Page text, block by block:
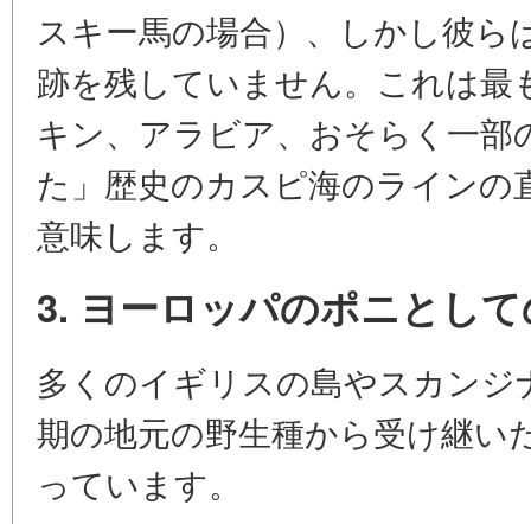
スキー馬の場合）、しかし彼ら
跡を残していません。これは
キン、アラビア、おそらく一
た」歴史のカスピ海のライン
意味します。
3. ヨーロッパのポニとし
多くのイギリスの島やスカン
期の地元の野生種から受け継い
っています。